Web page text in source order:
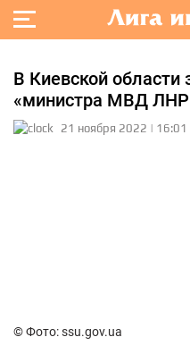
В Киевской
«министра МВД
21 ноября 2022 | 16:01
© Фото: ssu.gov.ua